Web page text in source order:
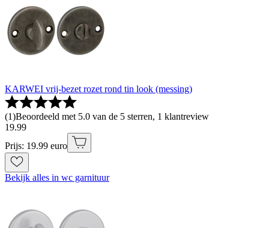
KARWEI vrij-bezet rozet rond tin look (messing)
(1)Beoordeeld met 5.0 van de 5 sterren, 1 klantreview
19.99
Prijs: 19.99 euro
Bekijk alles in wc garnituur